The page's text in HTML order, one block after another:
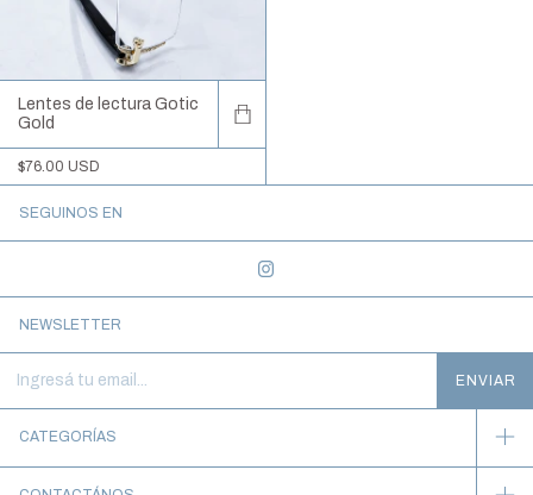
Lentes de lectura Gotic
Gold
$76.00 USD
SEGUINOS EN
NEWSLETTER
CATEGORÍAS